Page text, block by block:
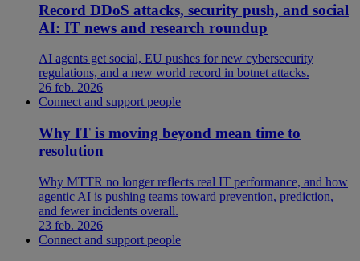
Record DDoS attacks, security push, and social
AI: IT news and research roundup
AI agents get social, EU pushes for new cybersecurity
regulations, and a new world record in botnet attacks.
26 feb. 2026
Connect and support people
Why IT is moving beyond mean time to
resolution
Why MTTR no longer reflects real IT performance, and how
agentic AI is pushing teams toward prevention, prediction,
and fewer incidents overall.
23 feb. 2026
Connect and support people